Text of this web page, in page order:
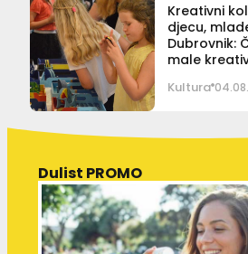
Kreativni
djecu,
Dubrovnik:
male
Kultura
Dulist PROMO